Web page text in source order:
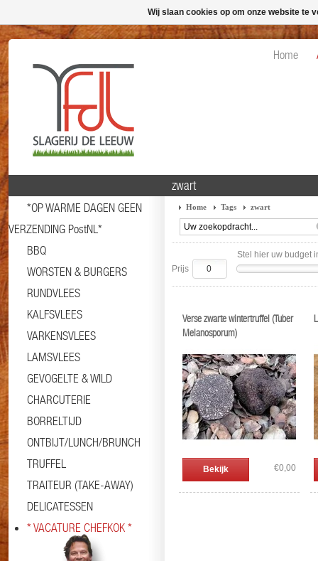
Home
*OP WARME DAGEN GEEN
VERZENDING PostNL*
BBQ
WORSTEN & BURGERS
RUNDVLEES
KALFSVLEES
VARKENSVLEES
LAMSVLEES
GEVOGELTE & WILD
CHARCUTERIE
BORRELTIJD
ONTBIJT/LUNCH/BRUNCH
TRUFFEL
TRAITEUR (TAKE-AWAY)
DELICATESSEN
* VACATURE CHEFKOK *
zwart
Home Tags zwart
Stel hier uw budget
Prijs
Verse zwarte wintertruffel (Tuber
Melanosporum)
Bekijk €0,00
Wij slaan cookies op om onze website te